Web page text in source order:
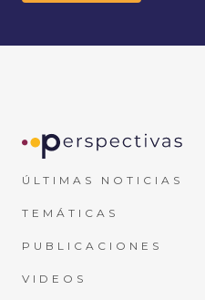
ÚLTIMAS NOTICIAS
TEMÁTICAS
PUBLICACIONES
VIDEOS